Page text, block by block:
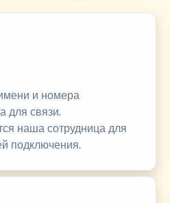
и номера
для связи.
наша сотрудница для
подключения.